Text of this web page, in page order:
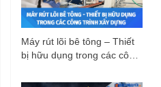
Máy rút lõi bê tông – Thiết
bị hữu dụng trong các công